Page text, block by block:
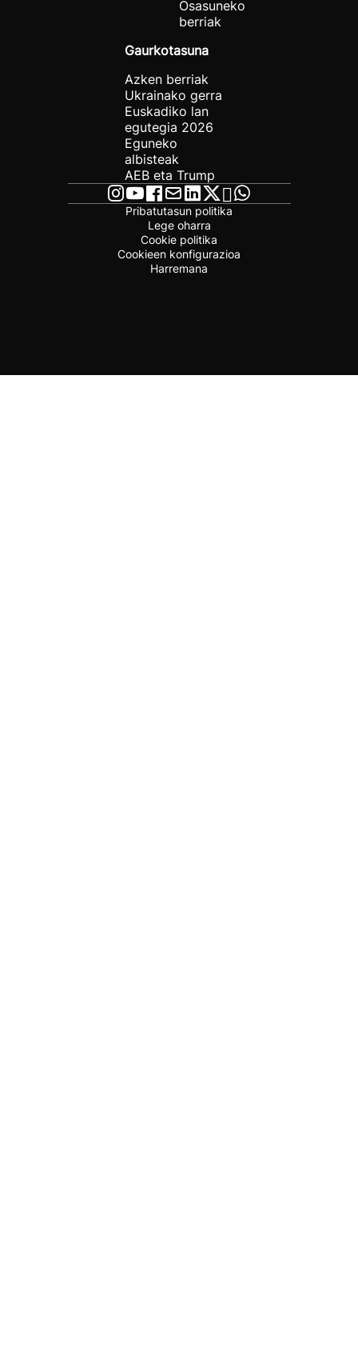
Osasuneko
berriak
Gaurkotasuna
Azken berriak
Ukrainako gerra
Euskadiko lan
egutegia 2026
Eguneko
albisteak
AEB eta Trump
Pribatutasun politika
Lege oharra
Cookie politika
Cookieen konfigurazioa
Harremana